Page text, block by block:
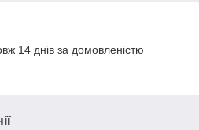
14 днів за домовленістю